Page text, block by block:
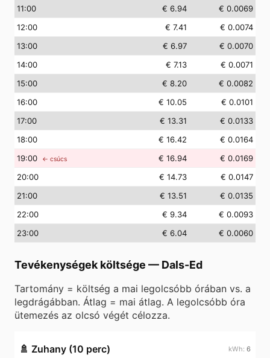
11:00 € 6.94
€ 0.0069
12:00 € 7.41
€ 0.0074
13:00 € 6.97
€ 0.0070
14:00 € 7.13
€ 0.0071
15:00 € 8.20
€ 0.0082
16:00 € 10.05
€ 0.0101
17:00 € 13.31
€ 0.0133
18:00 € 16.42
€ 0.0164
19:00 ← csúcs € 16.94
€ 0.0169
20:00 € 14.73
€ 0.0147
21:00 € 13.51
€ 0.0135
22:00 € 9.34
€ 0.0093
23:00 € 6.04 € 0.0060
Tevékenységek költsége — Dals-Ed
Tartomány = költség a mai legolcsóbb órában vs. a
legdrágábban. Átlag = mai átlag. A legolcsóbb óra
ütemezés az olcsó végét célozza.
🚿 Zuhany (10 perc) 6